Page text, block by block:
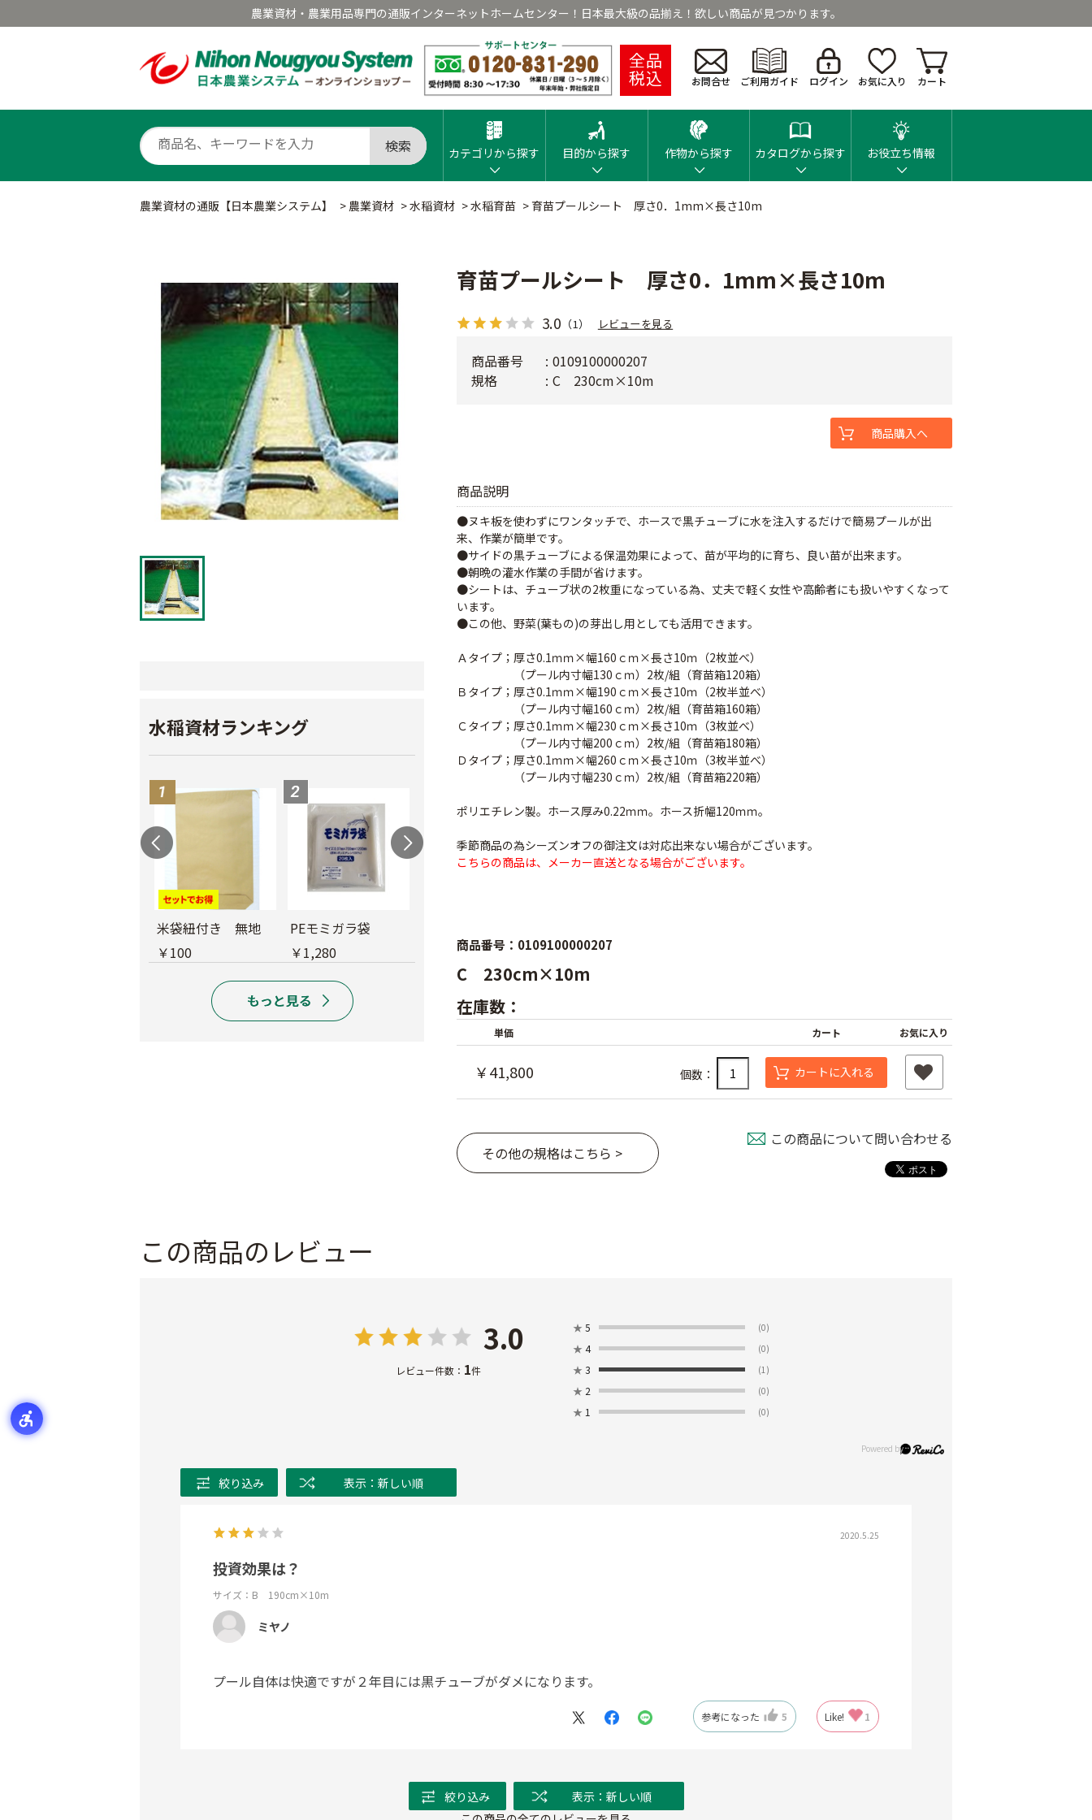
農業資材・農業用品専門の通販インターネットホームセンター！日本最大級の品揃え！欲しい商品が見つかります。
全品
税込 お問合せ ご利用ガイド ログイン お気に入り カート
検索 カテゴリから探す 目的から探す 作物から探す カタログから探す お役立ち情報
農業資材の通販【日本農業システム】 > 農業資材 >水稲資材 >水稲育苗 > 育苗プールシート 厚さ0．1mm×長さ10m
水稲資材ランキング
米袋紐付き 無地
￥100
PEモミガラ袋
￥1,280
￥6,300
￥110
育苗プールシート 厚さ0．1mm×長さ10m
3.0 （1） レビューを見る
商品説明
●ヌキ板を使わずにワンタッチで、ホースで黒チューブに水を注入するだけで簡易プールが出
来、作業が簡単です。
●サイドの黒チューブによる保温効果によって、苗が平均的に育ち、良い苗が出来ます。
●朝晩の灌水作業の手間が省けます。
●シートは、チューブ状の2枚重になっている為、丈夫で軽く女性や高齢者にも扱いやすくなって
います。
●この他、野菜(葉もの)の芽出し用としても活用できます。
Ａタイプ；厚さ0.1ｍｍ×幅160ｃｍ×長さ10ｍ（2枚並べ）
（プール内寸幅130ｃｍ）2枚/組（育苗箱120箱）
Ｂタイプ；厚さ0.1ｍｍ×幅190ｃｍ×長さ10ｍ（2枚半並べ）
（プール内寸幅160ｃｍ）2枚/組（育苗箱160箱）
Ｃタイプ；厚さ0.1ｍｍ×幅230ｃｍ×長さ10ｍ（3枚並べ）
（プール内寸幅200ｃｍ）2枚/組（育苗箱180箱）
Ｄタイプ；厚さ0.1ｍｍ×幅260ｃｍ×長さ10ｍ（3枚半並べ）
（プール内寸幅230ｃｍ）2枚/組（育苗箱220箱）
ポリエチレン製。ホース厚み0.22ｍｍ。ホース折幅120ｍｍ。
季節商品の為シーズンオフの御注文は対応出来ない場合がございます。
こちらの商品は、メーカー直送となる場合がございます。
商品番号
0109100000207
規格
C 230cm×10m
商品購入へ
商品番号：0109100000207
C 230cm×10m
在庫数：
単価 カート お気に入り
￥41,800 個数： カートに入れる
その他の規格はこちら >
この商品について問い合わせる
この商品のレビュー
3.0
レビュー件数： 1件
★ 5 (0)
★ 4 (0)
★ 3 (1)
★ 2 (0)
★ 1 (0)
絞り込み 表示：新しい順
2020.5.25
投資効果は？
サイズ：B 190cm×10m
ミヤノ
プール自体は快適ですが２年目には黒チューブがダメになります。
参考になった 5 Like! 1
絞り込み
表示：新しい順